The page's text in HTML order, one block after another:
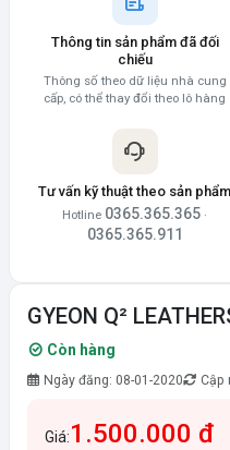
Thông tin sản phẩm đã đối
chiếu
Thông số theo dữ liệu nhà cung
cấp, có thể thay đổi theo lô hàng
Tư vấn kỹ thuật theo sản phẩm
Hotline 0365.365.365 ·
0365.365.911
GYEON Q²
Còn hàng
Ngày đăng: 08-01-2020 Cập
Giá:1.500.000 đ